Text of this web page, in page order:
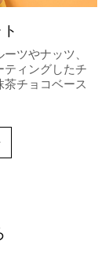
ツやナッツ、
ティングしたチ
茶チョコベース